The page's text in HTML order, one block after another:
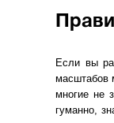
Если вы
масштабов
многие не
гуманно,